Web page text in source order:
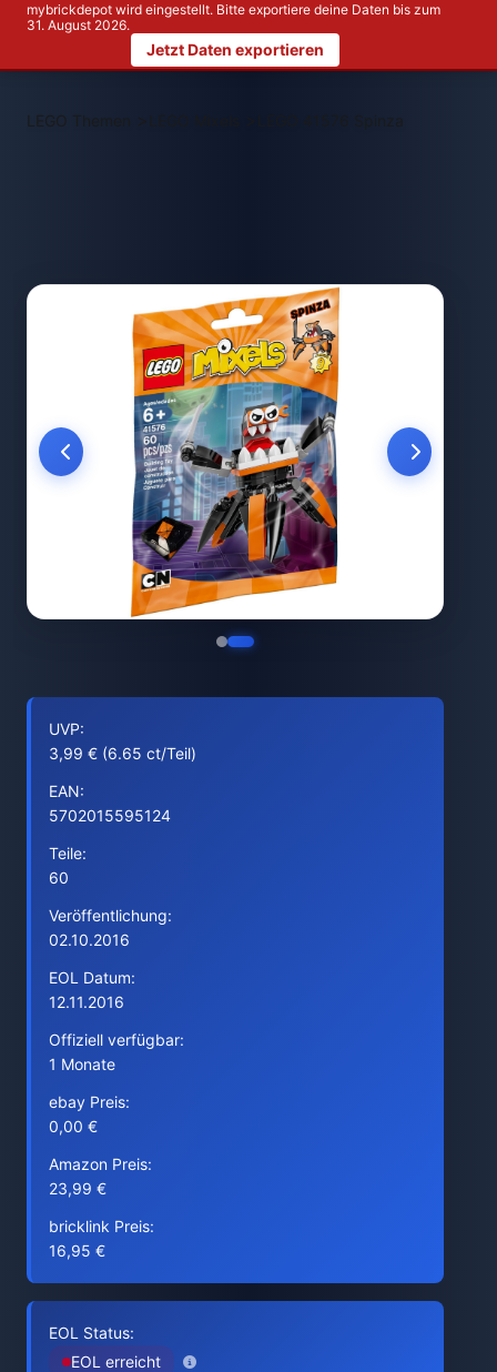
mybrickdepot wird eingestellt. Bitte exportiere deine Daten bis zum
31. August 2026.
Jetzt Daten exportieren
LEGO Themen > LEGO 41576 Spinza
UVP:
3,99 € (6.65 ct/Teil)
EAN:
5702015595124
Teile:
60
Veröffentlichung:
02.10.2016
EOL Datum:
12.11.2016
Offiziell verfügbar:
1 Monate
ebay Preis:
0,00 €
Amazon Preis:
23,99 €
bricklink Preis:
16,95 €
EOL Status:
EOL erreicht